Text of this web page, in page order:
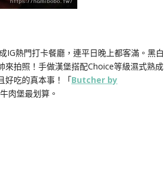
IG熱門打卡餐廳，連平日晚上都客滿。黑白
拍照！手做漢堡搭配Choice等級濕式熟成
好吃的真本事！「Butcher by
肉堡最划算。